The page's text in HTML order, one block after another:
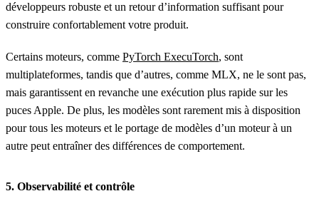
développeurs robuste et un retour d’information suffisant pour
construire confortablement votre produit.
Certains moteurs, comme PyTorch ExecuTorch, sont
multiplateformes, tandis que d’autres, comme MLX, ne le sont pas,
mais garantissent en revanche une exécution plus rapide sur les
puces Apple. De plus, les modèles sont rarement mis à disposition
pour tous les moteurs et le portage de modèles d’un moteur à un
autre peut entraîner des différences de comportement.
5. Observabilité et contrôle